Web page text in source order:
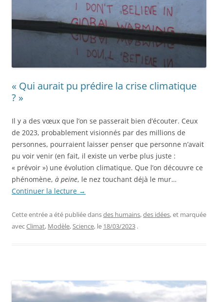
« Qui aurait pu prédire la crise climatique
? »
Il y a des vœux que l’on se passerait bien d’écouter. Ceux
de 2023, probablement visionnés par des millions de
personnes, pourraient laisser penser que personne n’avait
pu voir venir (en fait, il existe un verbe plus juste :
« prévoir ») une évolution climatique. Que l’on découvre ce
phénomène, à peine, le nez touchant déjà le mur…
Continuer la lecture →
Cette entrée a été publiée dansdes humains,des idées, et marquée
avecClimat, Modèle,Science, le 18/03/2023 .